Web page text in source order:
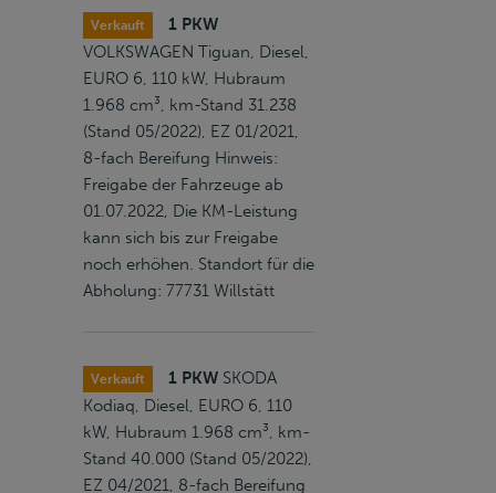
Verkauft
1 PKW
VOLKSWAGEN Tiguan, Diesel,
EURO 6, 110 kW, Hubraum
1.968 cm³, km-Stand 31.238
(Stand 05/2022), EZ 01/2021,
8-fach Bereifung Hinweis:
Freigabe der Fahrzeuge ab
01.07.2022, Die KM-Leistung
kann sich bis zur Freigabe
noch erhöhen. Standort für die
Abholung: 77731 Willstätt
Verkauft 1 PKW SKODA
Kodiaq, Diesel, EURO 6, 110
kW, Hubraum 1.968 cm³, km-
Stand 40.000 (Stand 05/2022),
EZ 04/2021, 8-fach Bereifung